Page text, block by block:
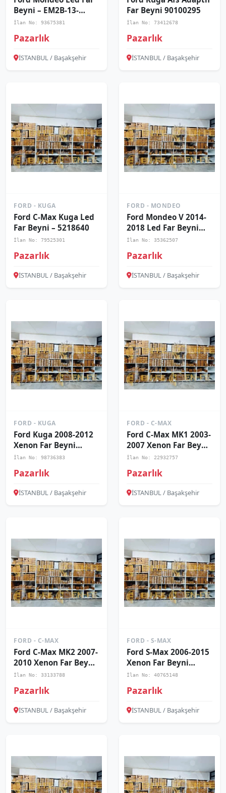
Beyni – EM2B-13-
B626-BA
İlan No: 93675381
Pazarlık
İSTANBUL / Başakşehir
Far Beyni 90100295
İlan No: 73412678
Pazarlık
İSTANBUL / Başakşehir
FORD - KUGA
Ford C-Max Kuga Led
Far Beyni – 5218640
İlan No: 79525301
Pazarlık
İSTANBUL / Başakşehir
FORD - MONDEO
Ford Mondeo V 2014-
2018 Led Far Beyni
EM2B13B626BA
İlan No: 35362507
Pazarlık
İSTANBUL / Başakşehir
FORD - KUGA
Ford Kuga 2008-2012
Xenon Far Beyni
6M2112K072AA
İlan No: 98736383
Pazarlık
İSTANBUL / Başakşehir
FORD - C-MAX
Ford C-Max MK1 2003-
2007 Xenon Far Beyni
2M5112K072AA
İlan No: 22932757
Pazarlık
İSTANBUL / Başakşehir
FORD - C-MAX
Ford C-Max MK2 2007-
2010 Xenon Far Beyni
6M2112K072AA
İlan No: 33133788
Pazarlık
İSTANBUL / Başakşehir
FORD - S-MAX
Ford S-Max 2006-2015
Xenon Far Beyni
6M2112K072AA
İlan No: 40765148
Pazarlık
İSTANBUL / Başakşehir